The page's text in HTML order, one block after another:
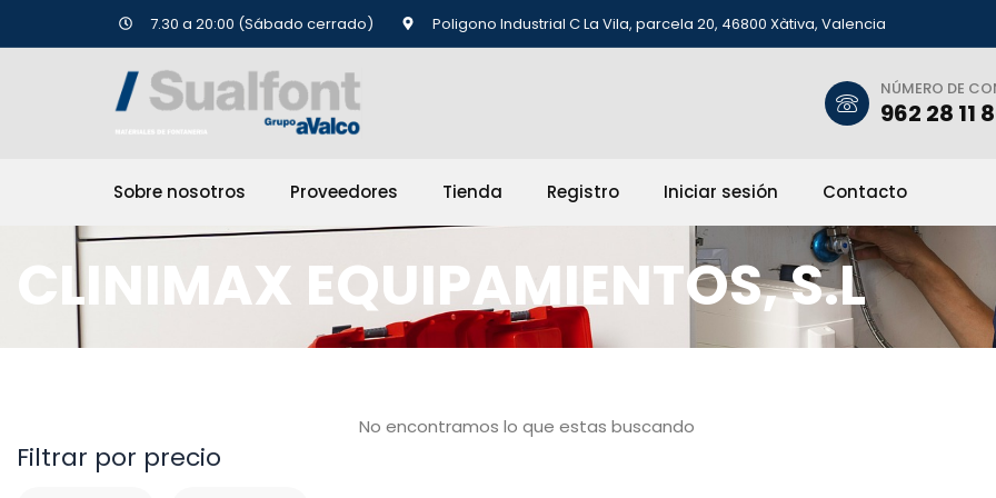
7.30 a 20:00 (Sábado cerrado) Poligono Industrial C La Vila, parcela 20, 46800 Xàtiva, Valencia
NÚMERO DE
962 28 11
Sobre nosotros Proveedores Tienda Registro Iniciar sesión Contacto
CLINIMAX EQUIPAMIENTOS, S.L
Filtrar por precio
No encontramos lo que estas buscando